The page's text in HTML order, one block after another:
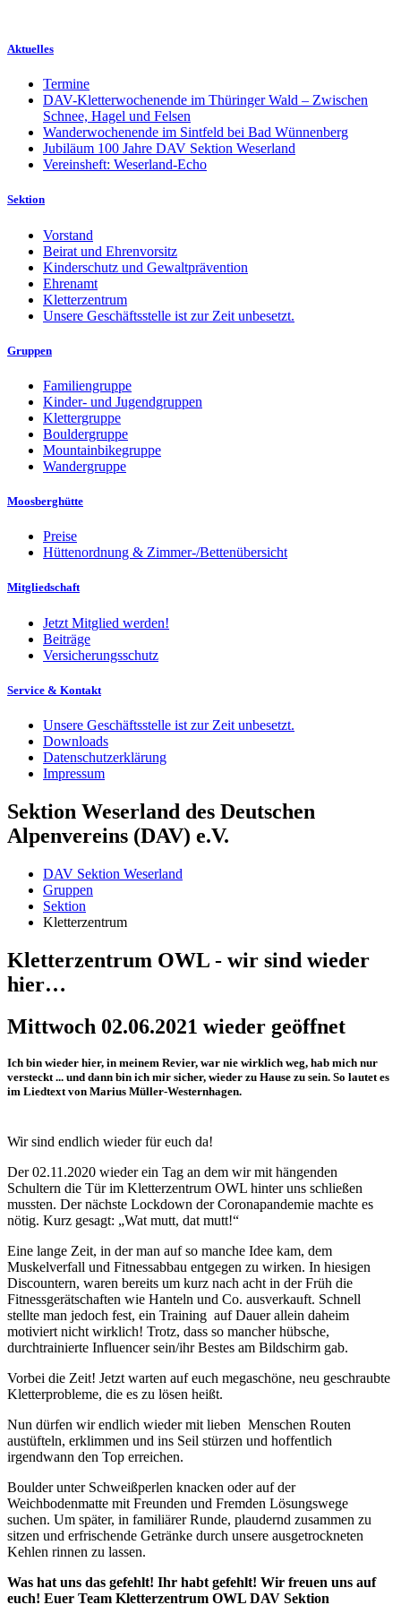
Aktuelles
Termine
DAV-Kletterwochenende im Thüringer Wald – Zwischen
Schnee, Hagel und Felsen
Wanderwochenende im Sintfeld bei Bad Wünnenberg
Jubiläum 100 Jahre DAV Sektion Weserland
Vereinsheft: Weserland-Echo
Sektion
Vorstand
Beirat und Ehrenvorsitz
Kinderschutz und Gewaltprävention
Ehrenamt
Kletterzentrum
Unsere Geschäftsstelle ist zur Zeit unbesetzt.
Gruppen
Familiengruppe
Kinder- und Jugendgruppen
Klettergruppe
Bouldergruppe
Mountainbikegruppe
Wandergruppe
Moosberghütte
Preise
Hüttenordnung & Zimmer-/Bettenübersicht
Mitgliedschaft
Jetzt Mitglied werden!
Beiträge
Versicherungsschutz
Service & Kontakt
Unsere Geschäftsstelle ist zur Zeit unbesetzt.
Downloads
Datenschutzerklärung
Impressum
Sektion Weserland des Deutschen
Alpenvereins (DAV) e.V.
DAV Sektion Weserland
Gruppen
Sektion
Kletterzentrum
Kletterzentrum OWL - wir sind wieder
hier…
Mittwoch 02.06.2021 wieder geöffnet
Ich bin wieder hier, in meinem Revier, war nie wirklich weg, hab mich nur
versteckt ... und dann bin ich mir sicher, wieder zu Hause zu sein. So lautet es
im Liedtext von Marius Müller-Westernhagen.
Wir sind endlich wieder für euch da!
Der 02.11.2020 wieder ein Tag an dem wir mit hängenden
Schultern die Tür im Kletterzentrum OWL hinter uns schließen
mussten. Der nächste Lockdown der Coronapandemie machte es
nötig. Kurz gesagt: „Wat mutt, dat mutt!“
Eine lange Zeit, in der man auf so manche Idee kam, dem
Muskelverfall und Fitnessabbau entgegen zu wirken. In hiesigen
Discountern, waren bereits um kurz nach acht in der Früh die
Fitnessgerätschaften wie Hanteln und Co. ausverkauft. Schnell
stellte man jedoch fest, ein Training auf Dauer allein daheim
motiviert nicht wirklich! Trotz, dass so mancher hübsche,
durchtrainierte Influencer sein/ihr Bestes am Bildschirm gab.
Vorbei die Zeit! Jetzt warten auf euch megaschöne, neu geschraubte
Kletterprobleme, die es zu lösen heißt.
Nun dürfen wir endlich wieder mit lieben Menschen Routen
austüfteln, erklimmen und ins Seil stürzen und hoffentlich
irgendwann den Top erreichen.
Boulder unter Schweißperlen knacken oder auf der
Weichbodenmatte mit Freunden und Fremden Lösungswege
suchen. Um später, in familiärer Runde, plaudernd zusammen zu
sitzen und erfrischende Getränke durch unsere ausgetrockneten
Kehlen rinnen zu lassen.
Was hat uns das gefehlt! Ihr habt gefehlt! Wir freuen uns auf
euch! Euer Team Kletterzentrum OWL DAV Sektion